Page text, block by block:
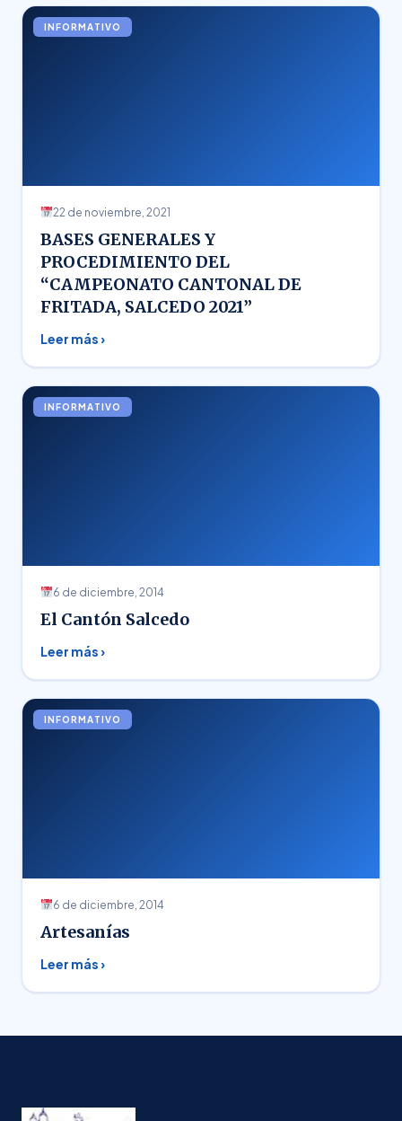
INFORMATIVO
22 de noviembre, 2021
BASES GENERALES Y
PROCEDIMIENTO DEL
“CAMPEONATO CANTONAL DE
FRITADA, SALCEDO 2021”
Leer más ›
INFORMATIVO
6 de diciembre, 2014
El Cantón Salcedo
Leer más ›
INFORMATIVO
6 de diciembre, 2014
Artesanías
Leer más ›